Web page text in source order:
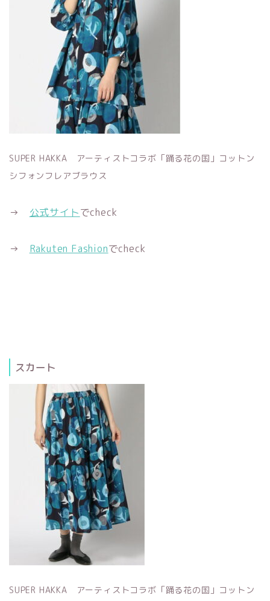
SUPER HAKKA アーティストコラボ「踊る花の国」コットン
シフォンフレアブラウス
→ 公式サイトでcheck
→ Rakuten Fashionでcheck
スカート
SUPER HAKKA アーティストコラボ「踊る花の国」コットン